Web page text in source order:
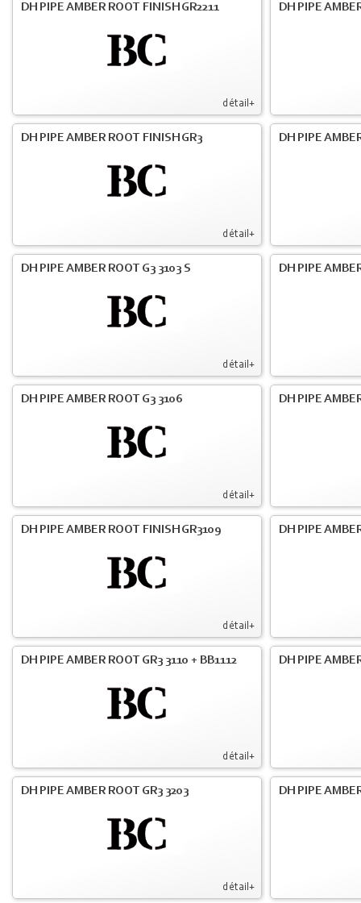
détail+
DH PIPE AMBER ROOT FINISH GR2211 DH PIPE
détail+
DH PIPE AMBER ROOT FINISH GR3 DH PIPE
détail+
DH PIPE AMBER ROOT G3 3103 S DH PIPE
détail+
DH PIPE AMBER ROOT G3 3106 DH PIPE
détail+
DH PIPE AMBER ROOT FINISH GR3109 DH PIPE
détail+
DH PIPE AMBER ROOT GR3 3110 + BB1112 DH PIPE
détail+
DH PIPE AMBER ROOT GR3 3203 DH PIPE